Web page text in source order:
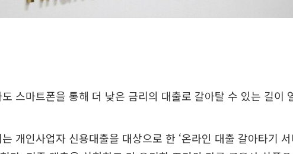
스마트폰을 통해 더 낮은 금리의 대출로 갈아탈 수 있는 길이
개인사업자 신용대출을 대상으로 한 ‘온라인 대출 갈아타기